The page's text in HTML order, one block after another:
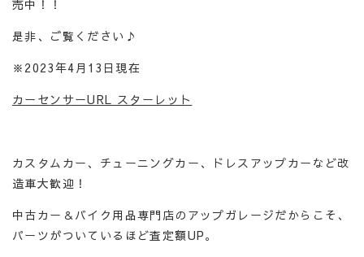
売中！！
是非、ご覧ください♪
※2023年4月13日現在
カーセンサーURL スターレット
カスタムカー、チューニングカー、ドレスアップカーなど改
造車大歓迎！
中古カー＆バイク用品専門店のアップガレージだからこそ、
パーツがついているほど査定額UP。